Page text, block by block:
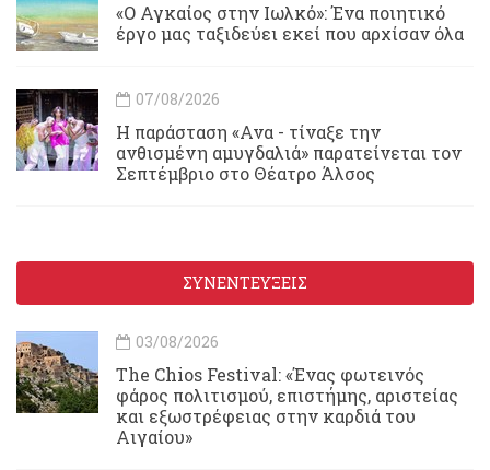
«Ο Αγκαίος στην Ιωλκό»: Ένα ποιητικό
έργο μας ταξιδεύει εκεί που αρχίσαν όλα
07/08/2026
Η παράσταση «Ανα - τίναξε την
ανθισμένη αμυγδαλιά» παρατείνεται τον
Σεπτέμβριο στο Θέατρο Άλσος
ΣΥΝΕΝΤΕΥΞΕΙΣ
03/08/2026
Τhe Chios Festival: «Ένας φωτεινός
φάρος πολιτισμού, επιστήμης, αριστείας
και εξωστρέφειας στην καρδιά του
Αιγαίου»